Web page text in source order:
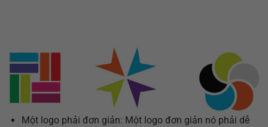
Một logo phải đơn giản: Một logo đơn giản nó phải dễ